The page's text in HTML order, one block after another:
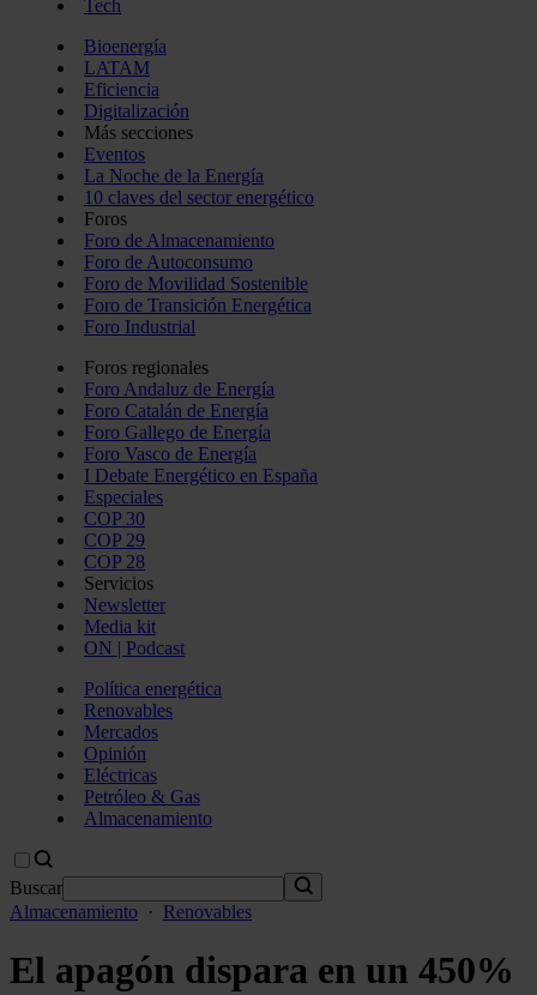
Tech
Bioenergía
LATAM
Eficiencia
Digitalización
Más secciones
Eventos
La Noche de la Energía
10 claves del sector energético
Foros
Foro de Almacenamiento
Foro de Autoconsumo
Foro de Movilidad Sostenible
Foro de Transición Energética
Foro Industrial
Foros regionales
Foro Andaluz de Energía
Foro Catalán de Energía
Foro Gallego de Energía
Foro Vasco de Energía
I Debate Energético en España
Especiales
COP 30
COP 29
COP 28
Servicios
Newsletter
Media kit
ON | Podcast
Política energética
Renovables
Mercados
Opinión
Eléctricas
Petróleo & Gas
Almacenamiento
Buscar
Almacenamiento
· Renovables
El apagón dispara en un 450%